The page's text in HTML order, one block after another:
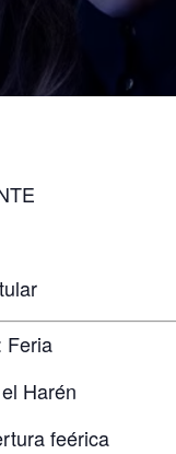
Feria
Harén
feérica